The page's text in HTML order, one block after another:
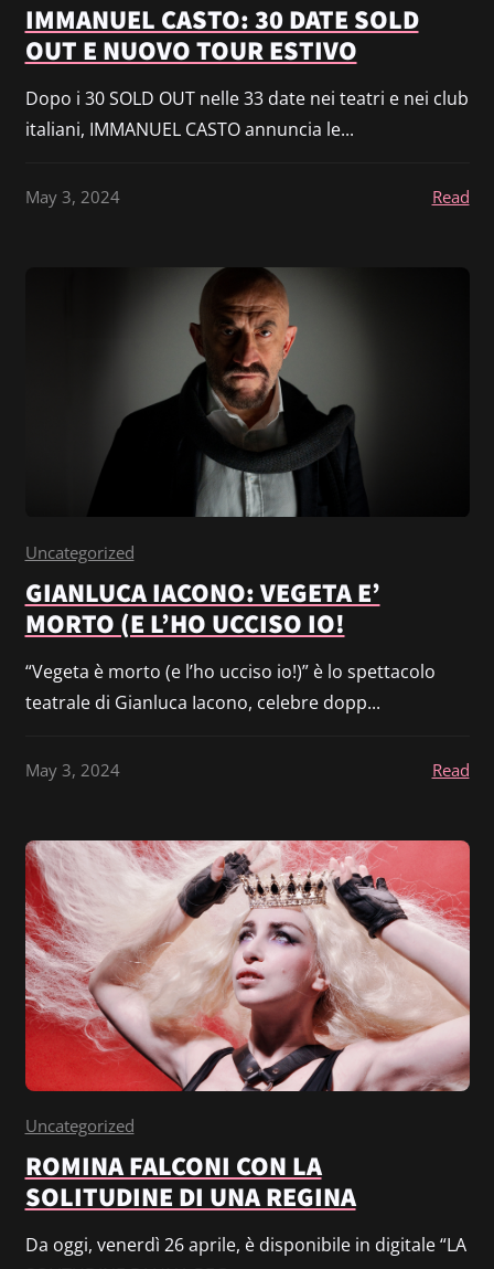
IMMANUEL CASTO: 30 DATE SOLD
OUT E NUOVO TOUR ESTIVO
Dopo i 30 SOLD OUT nelle 33 date nei teatri e nei club
italiani, IMMANUEL CASTO annuncia le...
May 3, 2024 Read
Uncategorized
GIANLUCA IACONO: VEGETA E’
MORTO (E L’HO UCCISO IO!
“Vegeta è morto (e l’ho ucciso io!)” è lo spettacolo
teatrale di Gianluca Iacono, celebre dopp...
May 3, 2024 Read
Uncategorized
ROMINA FALCONI CON LA
SOLITUDINE DI UNA REGINA
Da oggi, venerdì 26 aprile, è disponibile in digitale “LA